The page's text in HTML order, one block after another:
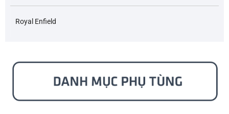
Royal Enfield